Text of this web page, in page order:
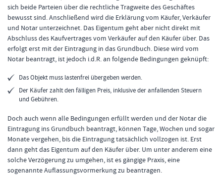
sich beide Parteien über die rechtliche Tragweite des Geschäftes
bewusst sind. Anschließend wird die Erklärung vom Käufer, Verkäufer
und Notar unterzeichnet. Das Eigentum geht aber nicht direkt mit
Abschluss des Kaufvertrages vom Verkäufer auf den Käufer über. Das
erfolgt erst mit der Eintragung in das Grundbuch. Diese wird vom
Notar beantragt, ist jedoch i.d.R. an folgende Bedingungen geknüpft:
Das Objekt muss lastenfrei übergeben werden.
Der Käufer zahlt den fälligen Preis, inklusive der anfallenden Steuern
und Gebühren.
Doch auch wenn alle Bedingungen erfüllt werden und der Notar die
Eintragung ins Grundbuch beantragt, können Tage, Wochen und sogar
Monate vergehen, bis die Eintragung tatsächlich vollzogen ist. Erst
dann geht das Eigentum auf den Käufer über. Um unter anderem eine
solche Verzögerung zu umgehen, ist es gängige Praxis, eine
sogenannte Auflassungsvormerkung zu beantragen.